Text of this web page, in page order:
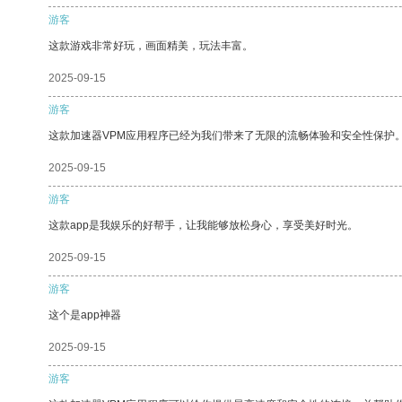
游客
这款游戏非常好玩，画面精美，玩法丰富。
2025-09-15
游客
这款加速器VPM应用程序已经为我们带来了无限的流畅体验和安全性保护
2025-09-15
游客
这款app是我娱乐的好帮手，让我能够放松身心，享受美好时光。
2025-09-15
游客
这个是app神器
2025-09-15
游客